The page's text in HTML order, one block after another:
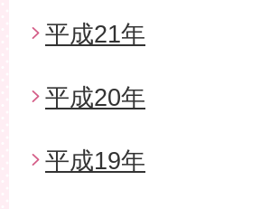
平成21年
平成20年
平成19年